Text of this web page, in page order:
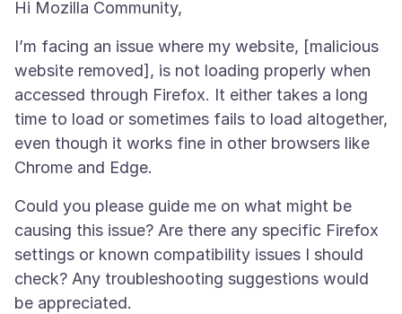
I’m facing an issue where my website, [malicious
website removed], is not loading properly when
accessed through Firefox. It either takes a long
time to load or sometimes fails to load altogether,
even though it works fine in other browsers like
Could you please guide me on what might be
causing this issue? Are there any specific Firefox
settings or known compatibility issues I should
check? Any troubleshooting suggestions would